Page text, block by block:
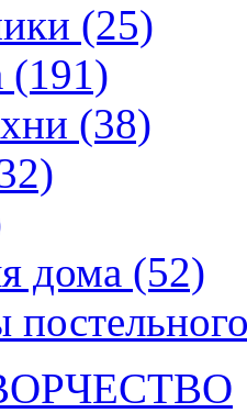
(25)
(191)
(38)
дома (52)